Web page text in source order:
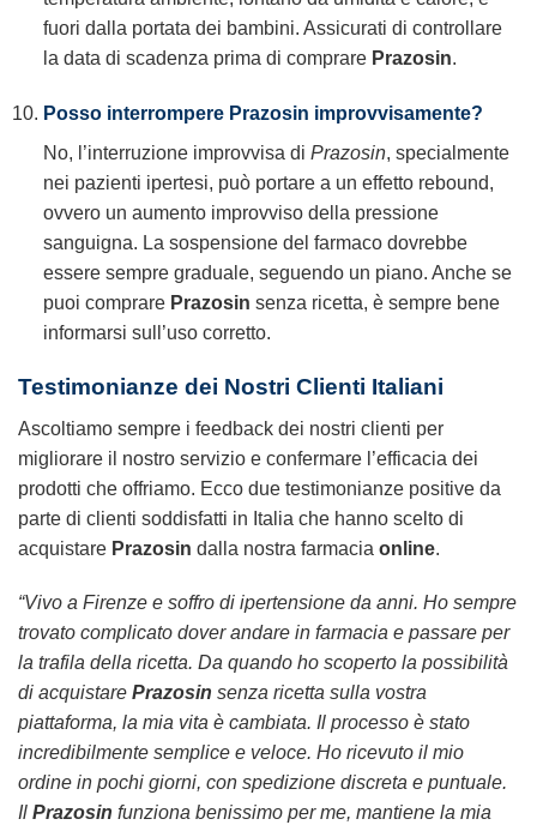
fuori dalla portata dei bambini. Assicurati di controllare
la data di scadenza prima di comprare Prazosin.
Posso interrompere Prazosin improvvisamente?
No, l’interruzione improvvisa di Prazosin, specialmente
nei pazienti ipertesi, può portare a un effetto rebound,
ovvero un aumento improvviso della pressione
sanguigna. La sospensione del farmaco dovrebbe
essere sempre graduale, seguendo un piano. Anche se
puoi comprare Prazosin senza ricetta, è sempre bene
informarsi sull’uso corretto.
Testimonianze dei Nostri Clienti Italiani
Ascoltiamo sempre i feedback dei nostri clienti per
migliorare il nostro servizio e confermare l’efficacia dei
prodotti che offriamo. Ecco due testimonianze positive da
parte di clienti soddisfatti in Italia che hanno scelto di
acquistare Prazosin dalla nostra farmacia online.
“Vivo a Firenze e soffro di ipertensione da anni. Ho sempre
trovato complicato dover andare in farmacia e passare per
la trafila della ricetta. Da quando ho scoperto la possibilità
di acquistare Prazosin senza ricetta sulla vostra
piattaforma, la mia vita è cambiata. Il processo è stato
incredibilmente semplice e veloce. Ho ricevuto il mio
ordine in pochi giorni, con spedizione discreta e puntuale.
Il Prazosin funziona benissimo per me, mantiene la mia